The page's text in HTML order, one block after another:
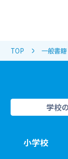
TOP 一般書籍
学校
小学校